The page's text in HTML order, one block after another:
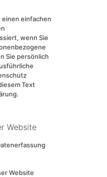
einfachen
wenn Sie
Sie persönlich
Text
Website
Website